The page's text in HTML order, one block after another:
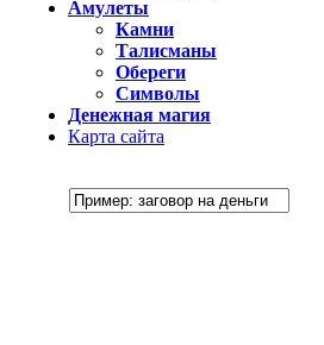
Амулеты
Камни
Талисманы
Обереги
Символы
Денежная магия
Карта сайта